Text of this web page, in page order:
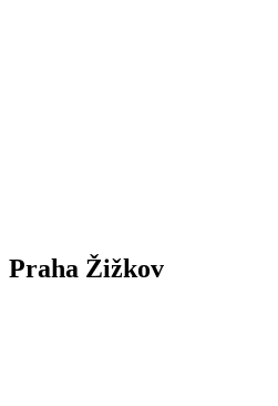
Praha Žižkov